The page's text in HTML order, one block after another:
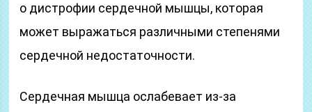
о дистрофии сердечной мышцы, которая
может выражаться различными степенями
сердечной недостаточности.
Сердечная мышца ослабевает из-за